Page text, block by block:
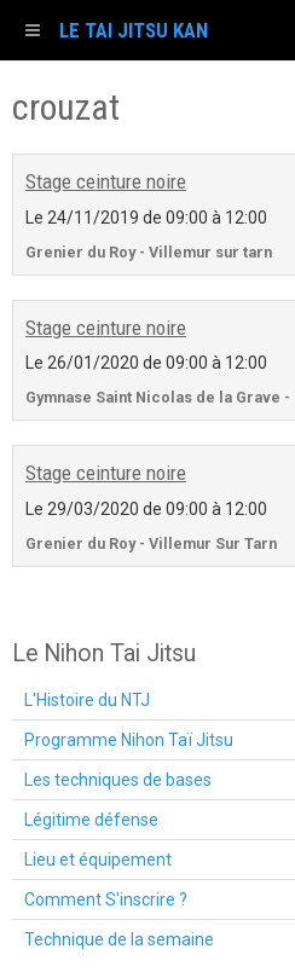
LE TAI JITSU KAN
crouzat
Stage ceinture noire
Le 24/11/2019 de 09:00 à 12:00
Grenier du Roy - Villemur sur tarn
Stage ceinture noire
Le 26/01/2020 de 09:00 à 12:00
Gymnase Saint Nicolas de la Grave
Stage ceinture noire
Le 29/03/2020 de 09:00 à 12:00
Grenier du Roy - Villemur Sur Tarn
Le Nihon Tai Jitsu
L'Histoire du NTJ
Programme Nihon Taï Jitsu
Les techniques de bases
Légitime défense
Lieu et équipement
Comment S'inscrire ?
Technique de la semaine